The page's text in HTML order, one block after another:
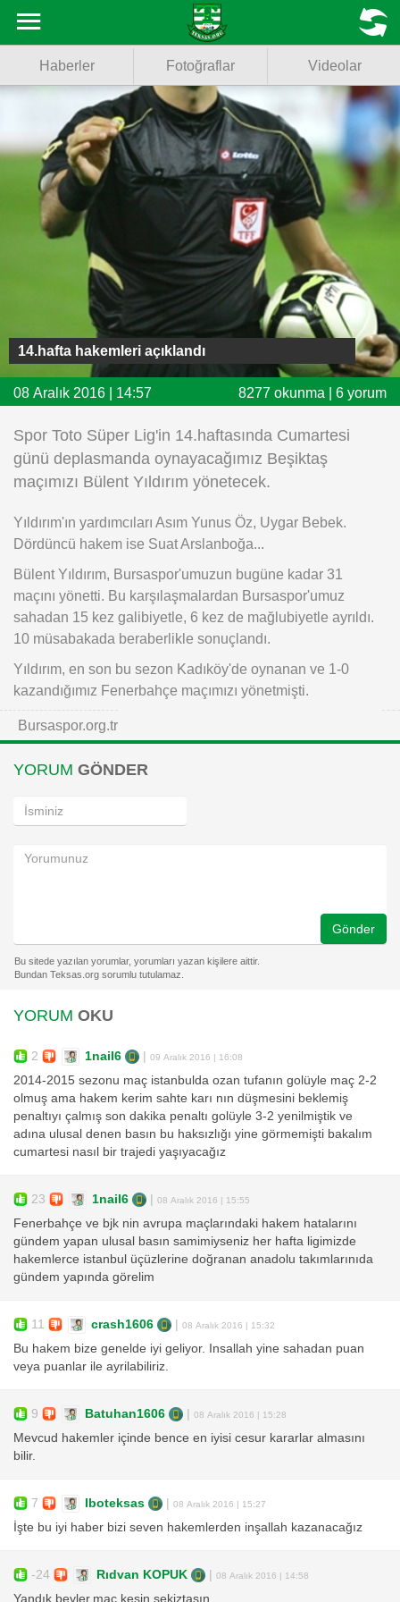
Fotoğraflar
Videolar
Basketbol
Voleybol
Puan Durumu
Fikstür
Facebook
Twitter
Instagram
Android
iOS
MENU
Haberler Fotoğraflar Videolar
14.hafta hakemleri açıklandı
08 Aralık 2016 | 14:57 8277 okunma | 6 yorum
Spor Toto Süper Lig'in 14.haftasında Cumartesi
günü deplasmanda oynayacağımız Beşiktaş
maçımızı Bülent Yıldırım yönetecek.
Yıldırım'ın yardımcıları Asım Yunus Öz, Uygar Bebek.
Dördüncü hakem ise Suat Arslanboğa...
Bülent Yıldırım, Bursaspor'umuzun bugüne kadar 31
maçını yönetti. Bu karşılaşmalardan Bursaspor'umuz
sahadan 15 kez galibiyetle, 6 kez de mağlubiyetle ayrıldı.
10 müsabakada beraberlikle sonuçlandı.
Yıldırım, en son bu sezon Kadıköy'de oynanan ve 1-0
kazandığımız Fenerbahçe maçımızı yönetmişti.
Bursaspor.org.tr
YORUM GÖNDER
Gönder
YORUM OKU
2 1nail6 | 09 Aralık 2016 | 16:08
2014-2015 sezonu maç istanbulda ozan tufanın golüyle maç 2-2
olmuş ama hakem kerim sahte karı nın düşmesini beklemiş
penaltıyı çalmış son dakika penaltı golüyle 3-2 yenilmiştik ve
adına ulusal denen basın bu haksızlığı yine görmemişti bakalım
cumartesi nasıl bir trajedi yaşıyacağız
23 1nail6 | 08 Aralık 2016 | 15:55
Fenerbahçe ve bjk nin avrupa maçlarındaki hakem hatalarını
gündem yapan ulusal basın samimiyseniz her hafta ligimizde
hakemlerce istanbul üçüzlerine doğranan anadolu takımlarınıda
gündem yapında görelim
11 crash1606 | 08 Aralık 2016 | 15:32
Bu hakem bize genelde iyi geliyor. Insallah yine sahadan puan
veya puanlar ile ayrilabiliriz.
9 Batuhan1606 | 08 Aralık 2016 | 15:28
Mevcud hakemler içinde bence en iyisi cesur kararlar almasını
bilir.
7 Iboteksas | 08 Aralık 2016 | 15:27
İşte bu iyi haber bizi seven hakemlerden inşallah kazanacağız
-24 Rıdvan KOPUK | 08 Aralık 2016 | 14:58
Yandık beyler.maç kesin sekiztaşın